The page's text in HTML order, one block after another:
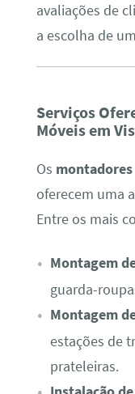
avaliações de
a escolha de
Serviços
Móveis em
Os montadores
oferecem uma
Entre os mais
Montagem
guarda-
Montagem
estações de
prateleiras.